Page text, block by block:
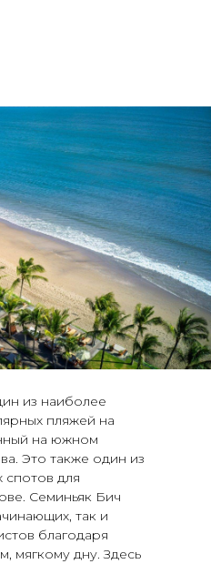
из наиболее
пляжей на
на южном
Это также один из
спотов для
Семиньяк Бич
так и
благодаря
мягкому дну. Здесь